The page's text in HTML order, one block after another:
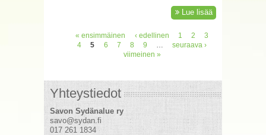
Lue lisää
« ensimmäinen ‹ edellinen 1 2
3
4
5 6 7 8 9 …
seuraava ›
viimeinen »
Yhteystiedot
Savon Sydänalue ry
savo@sydan.fi
017 261 1834